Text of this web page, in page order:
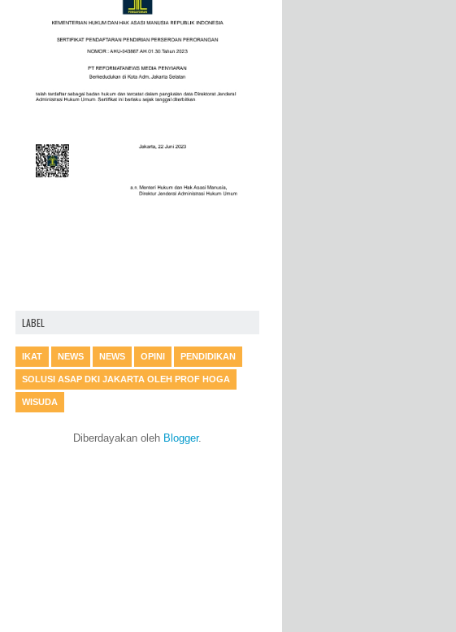
LABEL
IKAT NEWS NEWS OPINI PENDIDIKAN
SOLUSI ASAP DKI JAKARTA OLEH PROF HOGA
WISUDA
Diberdayakan oleh Blogger.